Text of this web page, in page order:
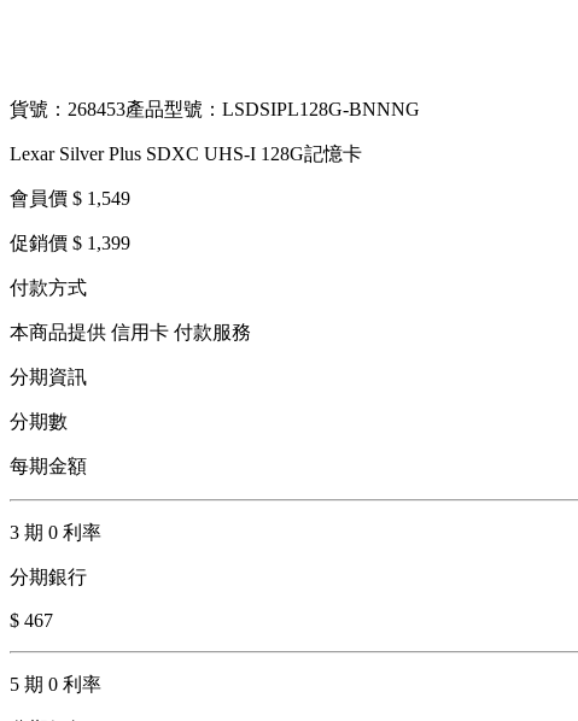
貨號：268453產品型號：LSDSIPL128G-BNNNG
Lexar Silver Plus SDXC UHS-I 128G記憶卡
會員價 $ 1,549
促銷價 $ 1,399
付款方式
本商品提供 信用卡 付款服務
分期資訊
分期數
每期金額
3 期 0 利率
分期銀行
$ 467
5 期 0 利率